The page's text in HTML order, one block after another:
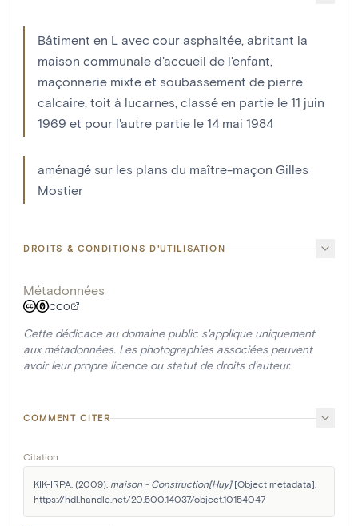
Bâtiment en L avec cour asphaltée, abritant la
maison communale d'accueil de l'enfant,
maçonnerie mixte et soubassement de pierre
calcaire, toit à lucarnes, classé en partie le 11 juin
1969 et pour l'autre partie le 14 mai 1984
aménagé sur les plans du maître-maçon Gilles
Mostier
DROITS & CONDITIONS D'UTILISATION
Métadonnées
CC0
Cette dédicace au domaine public s'applique uniquement
aux métadonnées. Les photographies associées peuvent
avoir leur propre licence ou statut de droits d'auteur.
COMMENT CITER
Citation
KIK-IRPA. (2009). maison - Construction[Huy] [Object metadata].
https://hdl.handle.net/20.500.14037/object.10154047